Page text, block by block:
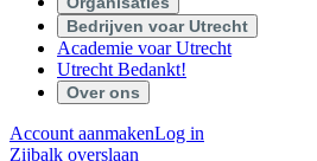
Bedrijven voar Utrecht
Academie voar Utrecht
Utrecht Bedankt!
Over ons
Account aanmakenLog in
Zijbalk overslaan